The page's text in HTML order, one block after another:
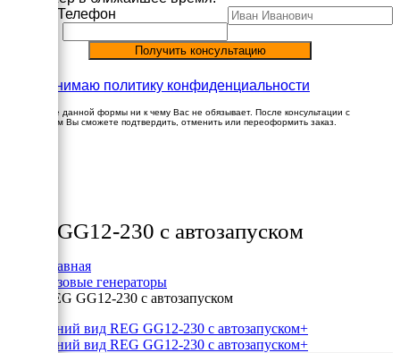
Телефон
Принимаю политику конфиденциальности
Заполнение данной формы ни к чему Вас не обязывает. После консультации с
менеджером Вы сможете подтвердить, отменить или переоформить заказ.
REG GG12-230 с автозапуском
Главная
Газовые генераторы
REG GG12-230 с автозапуском
+
+